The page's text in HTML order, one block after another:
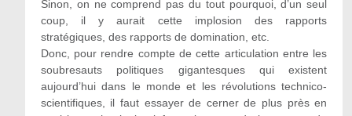
Sinon, on ne comprend pas du tout pourquoi, d’un seul
coup, il y aurait cette implosion des rapports
stratégiques, des rapports de domination, etc.
Donc, pour rendre compte de cette articulation entre les
soubresauts politiques gigantesques qui existent
aujourd’hui dans le monde et les révolutions technico-
scientifiques, il faut essayer de cerner de plus près en